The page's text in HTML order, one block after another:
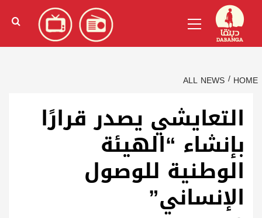
content
الإنجليزية)
Menu
HOME
ALL NEWS
التعايشي يصدر قرارًا
بإنشاء “الهيئة
الوطنية للوصول
الإنساني”